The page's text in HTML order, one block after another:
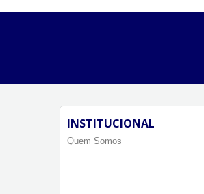
INSTITUCIONAL
Quem Somos